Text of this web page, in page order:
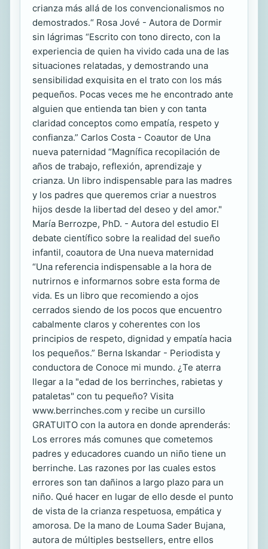
crianza más allá de los convencionalismos no
demostrados.“ Rosa Jové - Autora de Dormir
sin lágrimas “Escrito con tono directo, con la
experiencia de quien ha vivido cada una de las
situaciones relatadas, y demostrando una
sensibilidad exquisita en el trato con los más
pequeños. Pocas veces me he encontrado ante
alguien que entienda tan bien y con tanta
claridad conceptos como empatía, respeto y
confianza.” Carlos Costa - Coautor de Una
nueva paternidad “Magnífica recopilación de
años de trabajo, reflexión, aprendizaje y
crianza. Un libro indispensable para las madres
y los padres que queremos criar a nuestros
hijos desde la libertad del deseo y del amor."
María Berrozpe, PhD. - Autora del estudio El
debate científico sobre la realidad del sueño
infantil, coautora de Una nueva maternidad
“Una referencia indispensable a la hora de
nutrirnos e informarnos sobre esta forma de
vida. Es un libro que recomiendo a ojos
cerrados siendo de los pocos que encuentro
cabalmente claros y coherentes con los
principios de respeto, dignidad y empatía hacia
los pequeños.” Berna Iskandar - Periodista y
conductora de Conoce mi mundo. ¿Te aterra
llegar a la "edad de los berrinches, rabietas y
pataletas" con tu pequeño? Visita
www.berrinches.com y recibe un cursillo
GRATUITO con la autora en donde aprenderás:
Los errores más comunes que cometemos
padres y educadores cuando un niño tiene un
berrinche. Las razones por las cuales estos
errores son tan dañinos a largo plazo para un
niño. Qué hacer en lugar de ello desde el punto
de vista de la crianza respetuosa, empática y
amorosa. De la mano de Louma Sader Bujana,
autora de múltiples bestsellers, entre ellos